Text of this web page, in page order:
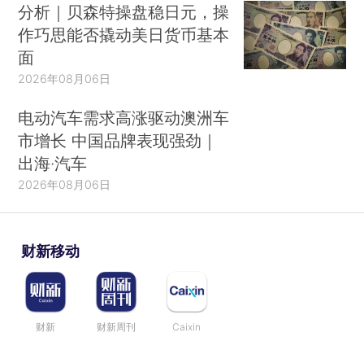
分析｜贝森特操盘稳日元，操
作巧思能否撬动美日货币基本
面
2026年08月06日
电动汽车需求高涨驱动澳洲车
市增长 中国品牌表现强劲｜
出海·汽车
2026年08月06日
财新移动
财新 财新周刊 Caixin